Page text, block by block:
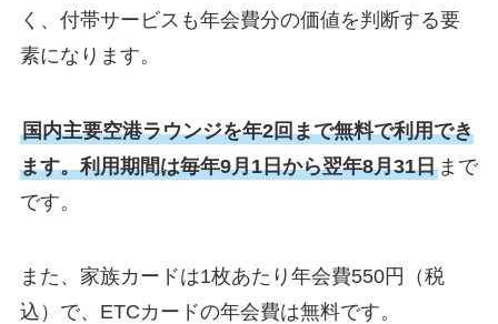
く、付帯サービスも年会費分の価値を判断する要
素になります。
国内主要空港ラウンジを年2回まで無料で利用でき
ます。利用期間は毎年9月1日から翌年8月31日まで
です。
また、家族カードは1枚あたり年会費550円（税
込）で、ETCカードの年会費は無料です。